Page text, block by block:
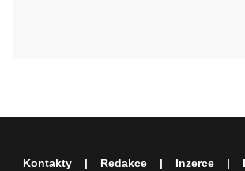
Kontakty Redakce Inzerce